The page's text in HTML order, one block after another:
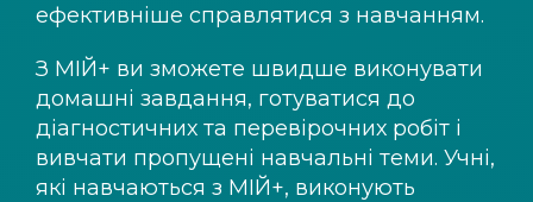
ефективніше справлятися з навчанням.
З МІЙ+ ви зможете швидше виконувати
домашні завдання, готуватися до
діагностичних та перевірочних робіт і
вивчати пропущені навчальні теми. Учні,
які навчаються з МІЙ+, виконують